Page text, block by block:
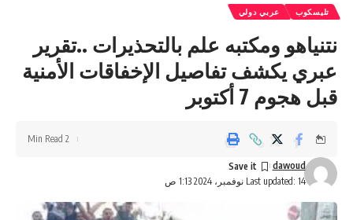
تليسكوب عربي دولي
نتنياهو ومكتبه علم بالتحذيرات ..تقرير
عبري يكشف تفاصيل الإخفاقات الأمنية
قبل هجوم 7 أكتوبر
Last updated: 14 نوفمبر، 2024 1:13 ص
dawoud
2 Min Read